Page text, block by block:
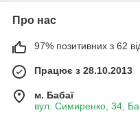
Про нас
97% позитивних з 62
Працює з 28.10.2013
м. Бабаї
вул. Симиренко, 34,